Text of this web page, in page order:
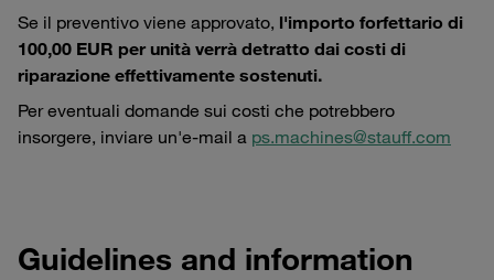
Se il preventivo viene approvato, l'importo forfettario di
100,00 EUR per unità verrà detratto dai costi di
riparazione effettivamente sostenuti.
Per eventuali domande sui costi che potrebbero
insorgere, inviare un'e-mail a ps.machines@stauff.com
Guidelines and information